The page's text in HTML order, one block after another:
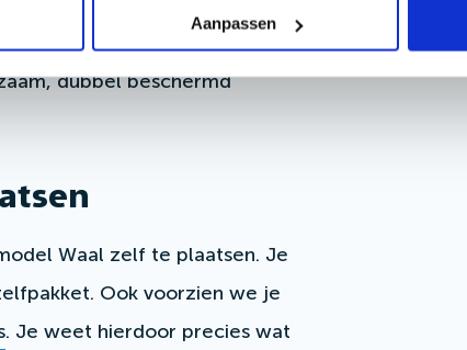
Aanpassen
hechting. Deze
dubbel beschermd
Waal zelf te plaatsen. Je
Ook voorzien we je
. Je weet hierdoor precies wat